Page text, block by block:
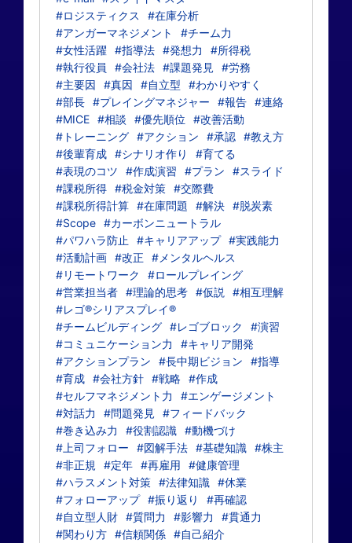
#ロジスティクス
#在庫分析
#アンガーマネジメント
#チーム力
#女性活躍 #指導法 #発想力
#所得税
#執行役員
#会社法 #課題発見
#労務
#主要因
#真因 #自立型
#わかりやすく
#部長 #プレイングマネジャー #報告 #連絡
#MICE #相談 #優先順位
#改善活動
#トレーニング #アクション #承認 #教え方
#後輩育成 #シナリオ作り
#育てる
#表現のコツ
#作成演習 #プラン
#スライド
#課税所得 #税金対策 #交際費
#課税所得計算 #在庫問題 #解決 #脱炭素
#Scope #カーボンニュートラル
#パワハラ防止
#キャリアアップ #実践能力
#活動計画 #改正
#メンタルヘルス
#リモートワーク
#ロールプレイング
#営業担当者 #理論的思考 #仮説
#相互理解
#レゴ®シリアスプレイ®
#チームビルディング #レゴブロック
#演習
#コミュニケーション力
#キャリア開発
#アクションプラン
#長中期ビジョン
#指導
#育成 #会社方針 #戦略 #作成
#セルフマネジメント力
#エンゲージメント
#対話力
#問題発見
#フィードバック
#巻き込み力
#役割認識 #動機づけ
#上司フォロー
#図解手法 #基礎知識 #株主
#非正規
#定年 #再雇用
#健康管理
#ハラスメント対策 #法律知識 #休業
#フォローアップ #振り返り
#再確認
#自立型人財 #質問力 #影響力
#貫通力
#関わり方 #信頼関係 #自己紹介